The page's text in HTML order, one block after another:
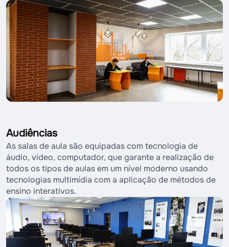
Audiências
As salas de aula são equipadas com tecnologia de
áudio, vídeo, computador, que garante a realização de
todos os tipos de aulas em um nível moderno usando
tecnologias multimídia com a aplicação de métodos de
ensino interativos.